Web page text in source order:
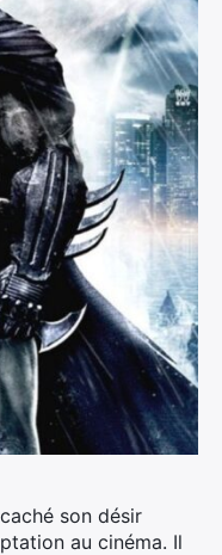
son désir
au cinéma. Il